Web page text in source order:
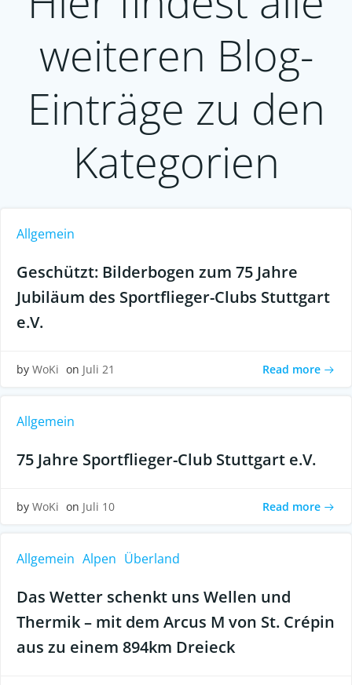
weiteren Blog-
Einträge zu den
Kategorien
Allgemein
Geschützt: Bilderbogen zum 75 Jahre
Jubiläum des Sportflieger-Clubs Stuttgart
e.V.
by WoKi on Juli 21 Read more
Allgemein
75 Jahre Sportflieger-Club Stuttgart e.V.
by WoKi on Juli 10 Read more
Allgemein Alpen Überland
Das Wetter schenkt uns Wellen und
Thermik – mit dem Arcus M von St. Crépin
aus zu einem 894km Dreieck